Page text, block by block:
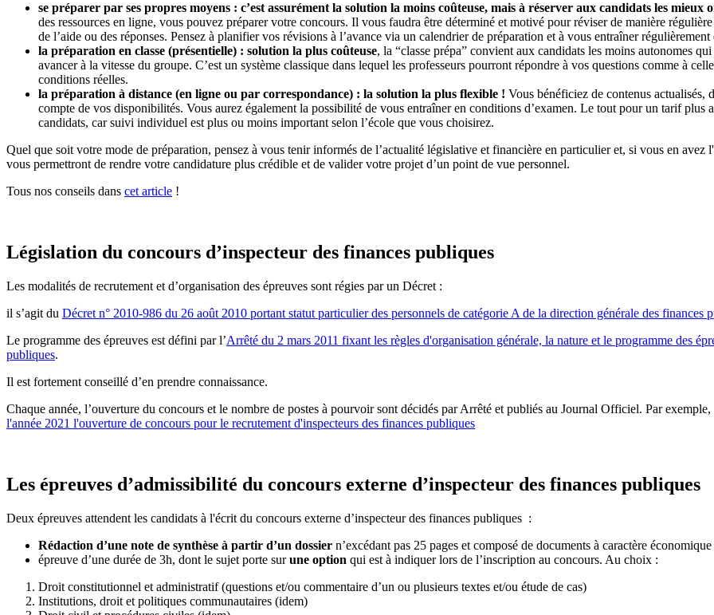
se préparer par ses propres moyens : c’est assurément la solution la moins coûteuse, mais à réserver aux candidats les mieux
des ressources en ligne, vous pouvez préparer votre concours. Il vous faudra être déterminé et motivé pour réviser de manière
de l’aide ou des réponses. Pensez à planifier vos révisions à l’avance via un calendrier de préparation et à vous entraîner
la préparation en classe (présentielle) : solution la plus coûteuse, la “classe prépa” convient aux candidats les moins autonomes
avancer à la vitesse du groupe. C’est un système classique dans lequel les professeurs pourront répondre à vos questions comme à
conditions réelles.
la préparation à distance (en ligne ou par correspondance) : la solution la plus flexible ! Vous bénéficiez de contenus actualisés,
compte de vos disponibilités. Vous aurez également la possibilité de vous entraîner en conditions d’examen. Le tout pour un tarif plus
candidats, car suivi individuel est plus ou moins important selon l’école que vous choisirez.
Quel que soit votre mode de préparation, pensez à vous tenir informés de l’actualité législative et financière en particulier et, si vous en
vous permettront de rendre votre candidature plus crédible et de valider votre projet d’un point de vue personnel.
Tous nos conseils dans cet article !
Législation du concours d’inspecteur des finances publiques
Les modalités de recrutement et d’organisation des épreuves sont régies par un Décret :
il s’agit du Décret n° 2010-986 du 26 août 2010 portant statut particulier des personnels de catégorie A de la direction générale des finances
Le programme des épreuves est défini par l’Arrêté du 2 mars 2011 fixant les règles d'organisation générale, la nature et le programme des
publiques.
Il est fortement conseillé d’en prendre connaissance.
Chaque année, l’ouverture du concours et le nombre de postes à pourvoir sont décidés par Arrêté et publiés au Journal Officiel. Par
l'année 2021 l'ouverture de concours pour le recrutement d'inspecteurs des finances publiques
Les épreuves d’admissibilité du concours externe d’inspecteur des finances publiques
Deux épreuves attendent les candidats à l'écrit du concours externe d’inspecteur des finances publiques :
Rédaction d’une note de synthèse à partir d’un dossier n’excédant pas 25 pages et composé de documents à caractère
épreuve d’une durée de 3h, dont le sujet porte surune option qui est à indiquer lors de l’inscription au concours. Au choix :
Droit constitutionnel et administratif (questions et/ou commentaire d’un ou plusieurs textes et/ou étude de cas)
Institutions, droit et politiques communautaires (idem)